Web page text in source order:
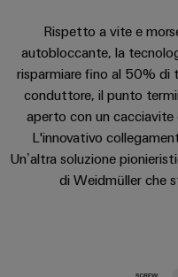
Rispetto a vite e
autobloccante, la
risparmiare fino al 50% di
conduttore, il punto
aperto con un cacciavite
L'innovativo
Un’altra soluzione
di Weidmüller che